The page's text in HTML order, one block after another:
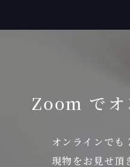
Zoom でオ
オンラインで
現物をお見せ頂